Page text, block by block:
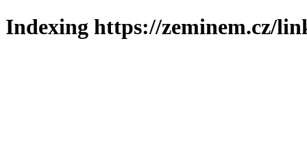
Indexing https://zeminem.cz/